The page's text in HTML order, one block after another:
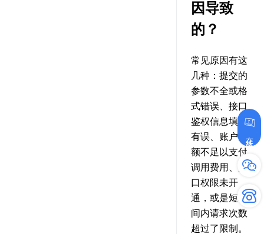
因导致
的？
常见原因有这
几种：提交的
参数不全或格
式错误、接口
鉴权信息填写
有误、账户余
额不足以支付
调用费用、接
口权限未开
通，或是短时
间内请求次数
超过了限制。
在线咨询